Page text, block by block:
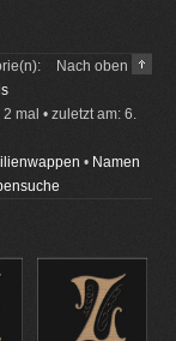
Nach oben
mal • zuletzt am: 6.
• Namen